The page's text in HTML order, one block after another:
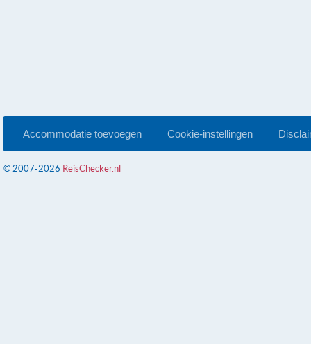
Accommodatie toevoegen Cookie-instellingen
© 2007-2026 ReisChecker.nl